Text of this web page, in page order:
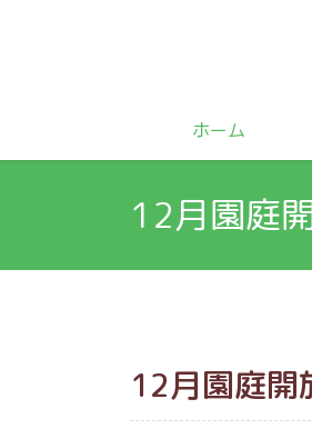
ホーム
12月園庭
12月園庭開